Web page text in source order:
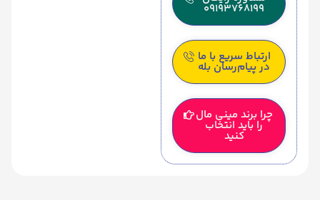
09193768199
ارتباط سریع با ما
در پیام‌رسان بله
چرا برند مینی مال
را باید انتخاب
کنید